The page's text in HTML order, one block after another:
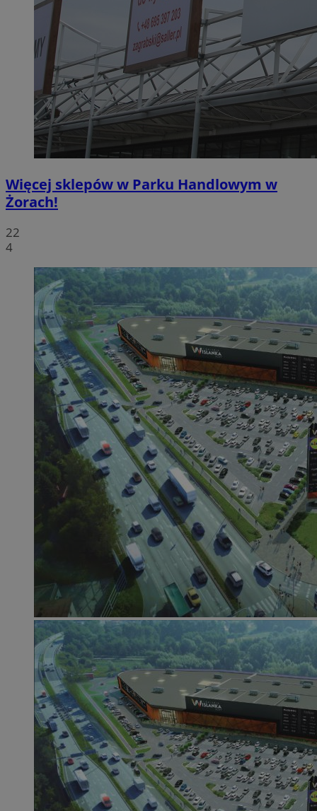
Więcej sklepów w Parku Handlowym w
Żorach!
22
4